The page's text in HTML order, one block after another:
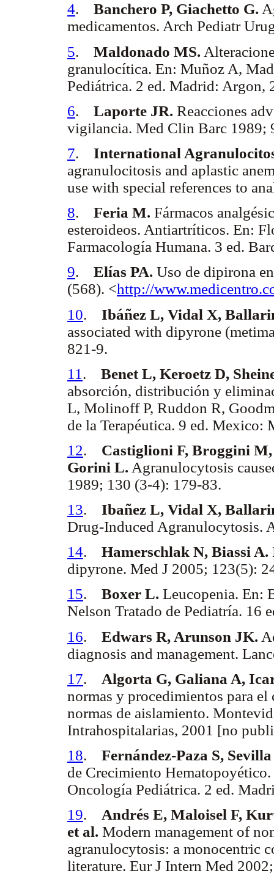
4. Banchero P, Giachetto G.
medicamentos. Arch Pediatr
5. Maldonado MS.
granulocítica. En: Muñoz A,
Pediátrica. 2 ed. Madrid: Argon,
6. Laporte JR. Reacciones
vigilancia. Med Clin Barc 1989;
7. International
agranulocitosis and aplastic
use with special references to
8. Feria M. Fármacos
esteroideos. Antiartríticos. En:
Farmacología Humana. 3 ed.
9. Elías PA. Uso de dipirona
(568). <http://
10. Ibáñez L, Vidal X,
associated with dipyrone
821-9.
11 . Benet L, Keroetz D,
absorción, distribución y
L, Molinoff P, Ruddon R,
de la Terapéutica. 9 ed.
12. Castiglioni F, Broggini
Gorini L. Agranulocytosis
1989; 130 (3-4): 179-83.
13. Ibañez L, Vidal X,
Drug-Induced Agranulocytosis.
14. Hamerschlak N, Biassi A.
dipyrone. Med J 2005; 123(5):
15. Boxer L. Leucopenia. En:
Nelson Tratado de Pediatría.
16. Edwars R, Arunson JK.
diagnosis and management.
17. Algorta G, Galiana A,
normas y procedimientos para
normas de aislamiento.
Intrahospitalarias, 2001 [no
18. Fernández-Paza S,
de Crecimiento
Oncología Pediátrica. 2 ed.
19. Andrés E, Maloisel F,
et al. Modern management of
agranulocytosis: a monocentric
literature. Eur J Intern Med